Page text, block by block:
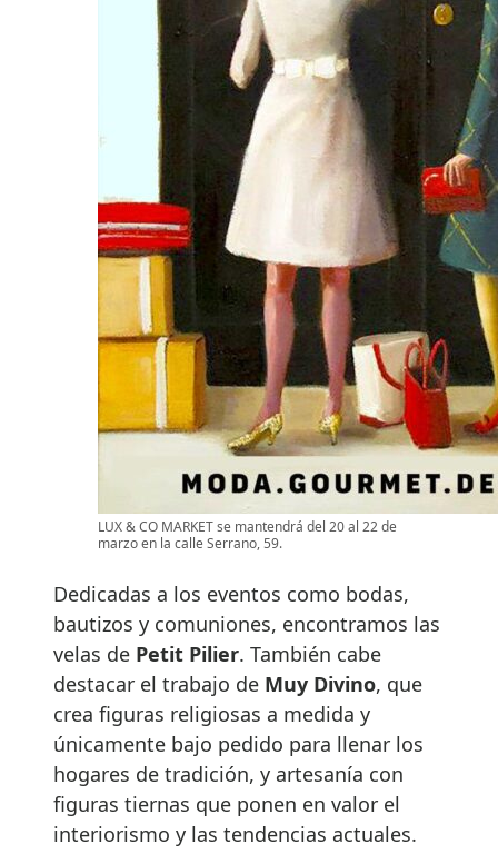
LUX & CO MARKET se mantendrá del 20 al 22 de
marzo en la calle Serrano, 59.
Dedicadas a los eventos como bodas,
bautizos y comuniones, encontramos las
velas de Petit Pilier. También cabe
destacar el trabajo de Muy Divino, que
crea figuras religiosas a medida y
únicamente bajo pedido para llenar los
hogares de tradición, y artesanía con
figuras tiernas que ponen en valor el
interiorismo y las tendencias actuales.